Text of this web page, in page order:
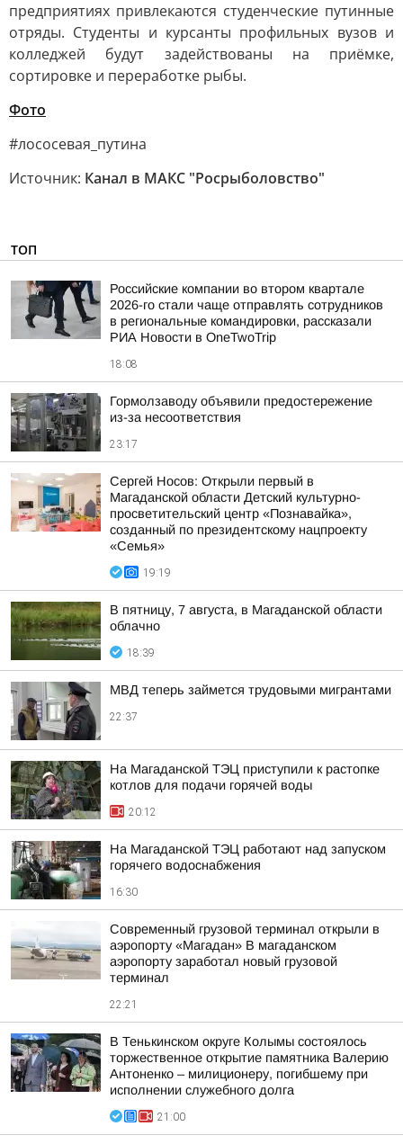
предприятиях привлекаются студенческие путинные
отряды. Студенты и курсанты профильных вузов и
колледжей будут задействованы на приёмке,
сортировке и переработке рыбы.
Фото
#лососевая_путина
Источник: Канал в МАКС "Росрыболовство"
ТОП
Российские компании во втором квартале
2026-го стали чаще отправлять сотрудников
в региональные командировки, рассказали
РИА Новости в OneTwoTrip
18:08
Гормолзаводу объявили предостережение
из-за несоответствия
23:17
Сергей Носов: Открыли первый в
Магаданской области Детский культурно-
просветительский центр «Познавайка»,
созданный по президентскому нацпроекту
«Семья»
19:19
В пятницу, 7 августа, в Магаданской области
облачно
18:39
МВД теперь займется трудовыми мигрантами
22:37
На Магаданской ТЭЦ приступили к растопке
котлов для подачи горячей воды
20:12
На Магаданской ТЭЦ работают над запуском
горячего водоснабжения
16:30
Современный грузовой терминал открыли в
аэропорту «Магадан» В магаданском
аэропорту заработал новый грузовой
терминал
22:21
В Тенькинском округе Колымы состоялось
торжественное открытие памятника Валерию
Антоненко – милиционеру, погибшему при
исполнении служебного долга
21:00